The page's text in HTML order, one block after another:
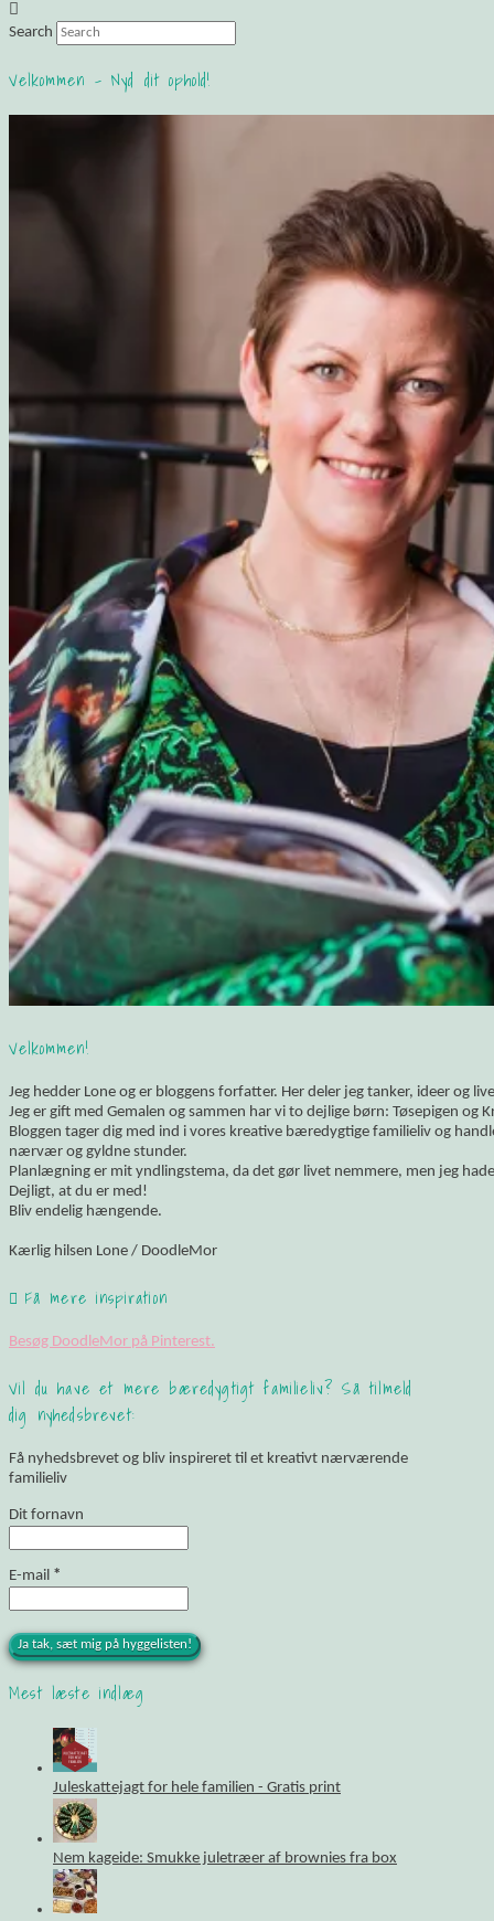
Search
Velkommen – Nyd dit ophold!
Velkommen!
Jeg hedder Lone og er bloggens forfatter. Her deler jeg tanker, ideer og
Jeg er gift med Gemalen og sammen har vi to dejlige børn: Tøsepigen og
Bloggen tager dig med ind i vores kreative bæredygtige familieliv og
nærvær og gyldne stunder.
Planlægning er mit yndlingstema, da det gør livet nemmere, men jeg
Dejligt, at du er med!
Bliv endelig hængende.
Kærlig hilsen Lone / DoodleMor
Få mere inspiration
Besøg DoodleMor på Pinterest.
Vil du have et mere bæredygtigt familieliv? Så tilmeld
dig nyhedsbrevet:
Få nyhedsbrevet og bliv inspireret til et kreativt nærværende
familieliv
Dit fornavn
E-mail *
Mest læste indlæg
Juleskattejagt for hele familien - Gratis print
Nem kageide: Smukke juletræer af brownies fra box